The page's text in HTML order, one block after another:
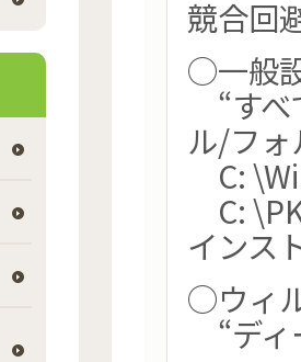
競合回
○一般
“すべ
ル/フォ
C:
C:
インス
○ウィ
“ディ